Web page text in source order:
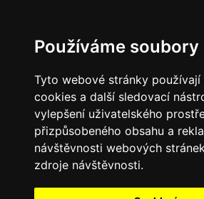
Používáme
Tyto webové stránky používají
cookies a další sledovací
vylepšení uživatelského
přizpůsobeného obsahu a
návštěvnosti webových
zdroje návštěvnosti.